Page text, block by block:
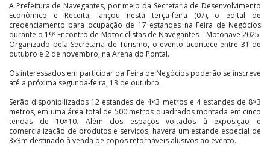
A Prefeitura de Navegantes, por meio da Secretaria de Desenvolvimento
Econômico e Receita, lançou nesta terça-feira (07), o edital de
credenciamento para ocupação de 17 estandes na Feira de Negócios
durante o 19º Encontro de Motociclistas de Navegantes – Motonave 2025.
Organizado pela Secretaria de Turismo, o evento acontece entre 31 de
outubro e 2 de novembro, na Arena do Pontal.
Os interessados em participar da Feira de Negócios poderão se inscreve
até a próxima segunda-feira, 13 de outubro.
Serão disponibilizados 12 estandes de 4×3 metros e 4 estandes de 8×3
metros, em uma área total de 500 metros quadrados montada em cinco
tendas de 10×10. Além dos espaços voltados à exposição e
comercialização de produtos e serviços, haverá um estande especial de
3x3m destinado à venda de copos retornáveis alusivos ao evento.